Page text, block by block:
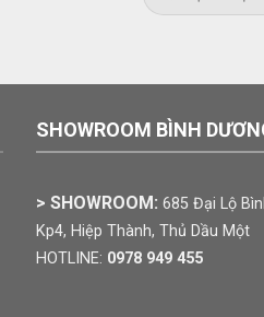
SHOWROOM BÌNH
> SHOWROOM: 685 Đại Lộ
Kp4, Hiệp Thành, Thủ Dầu Một
HOTLINE: 0978 949 455